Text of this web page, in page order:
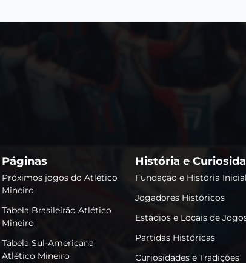
Páginas
Próximos jogos do Atlético
Mineiro
Tabela Brasileirão Atlético
Mineiro
Tabela Sul-Americana
Atlético Mineiro
História e
Fundação e História Inicial
Jogadores Históricos
Estádios e Locais de
Partidas Históricas
Curiosidades e Tradições